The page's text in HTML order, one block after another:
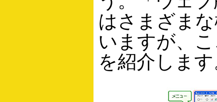
はさまざま
いますが、
を紹介しま